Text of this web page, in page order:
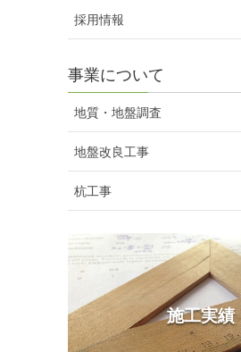
採用情報
事業について
地質・地盤調査
地盤改良工事
杭工事
施工実績